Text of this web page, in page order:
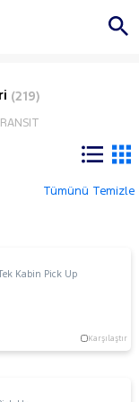
(219)
Tümünü Temizle
Kabin Pick Up
Karşılaştır